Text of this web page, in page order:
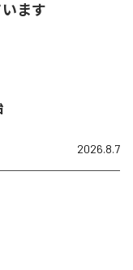
ます
2026.8.7